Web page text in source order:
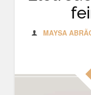
MAYSA